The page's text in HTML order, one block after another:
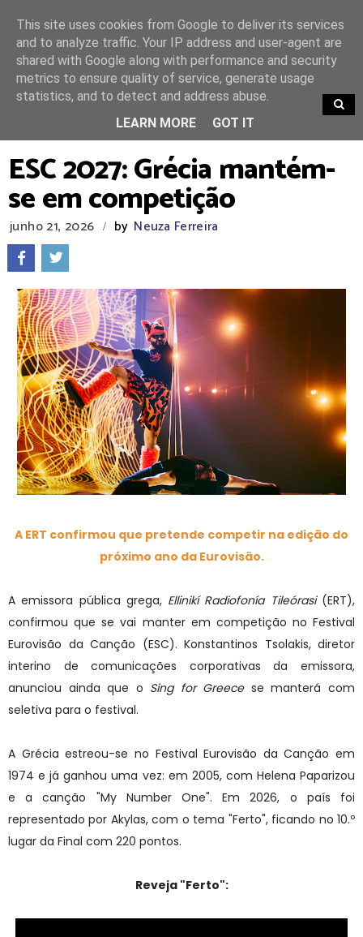
TRENDING
ESC 2027: Grécia mantém-
se em competição
junho 21, 2026 / by Neuza Ferreira
A ERT confirmou que pretende competir na edição do
próximo ano da Eurovisão.
A emissora pública grega, Ellinikí Radiofonía Tileórasi(ERT),
confirmou que se vai manter em competição no Festival
Eurovisão da Canção (ESC). Konstantinos Tsolakis, diretor
interino de comunicações corporativas da emissora,
anunciou ainda que o Sing for Greecese manterá com
seletiva para o festival.
A Grécia estreou-se no Festival Eurovisão da Canção em
1974 e já ganhou uma vez: em 2005, com Helena Paparizou
e a canção "My Number One". Em 2026, o país foi
representado por Akylas, com o tema "Ferto", ficando no 10.º
lugar da Final com 220 pontos.
Reveja "Ferto":
This site uses cookies from Google to deliver its services
and to analyze traffic. Your IP address and user-agent are
shared with Google along with performance and security
metrics to ensure quality of service, generate usage
statistics, and to detect and address abuse.
LEARN MORE
GOT IT